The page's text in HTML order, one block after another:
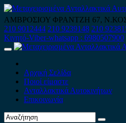
Skip
to
content
ΑΜΒΡΟΣΙΟΥ ΦΡΑΝΤΖΗ 67,
210 9012444 210 9239148 210
Κινητό-Viber-whatsapp : 6980507900
Primary
Αρχική Σελίδα
Ποιοί είμαστε
Ανταλλακτικά Αυτοκινήτων
Επικοινωνία